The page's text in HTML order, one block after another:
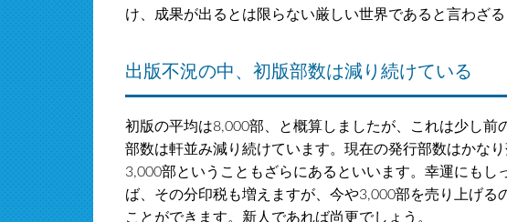
け、成果が出るとは限らない厳しい世界であると言わざる
出版不況の中、初版部数は減り続けている
初版の平均は8,000部、と概算しましたが、これは少し前
部数は軒並み減り続けています。現在の発行部数はかな
3,000部ということもざらにあるといいます。幸運にもし
ば、その分印税も増えますが、今や3,000部を売り上げる
ことができます。新人であれば尚更でしょう。